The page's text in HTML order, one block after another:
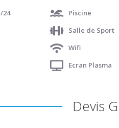
24
Piscine
Salle de Sport
Wifi
Ecran Plasma
Devis